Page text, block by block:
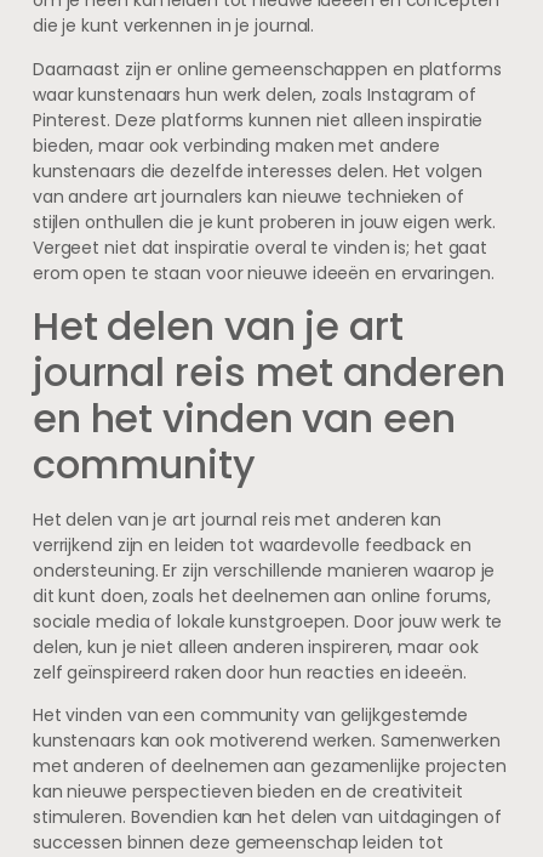
die je kunt verkennen in je journal.
Daarnaast zijn er online gemeenschappen en platforms
waar kunstenaars hun werk delen, zoals Instagram of
Pinterest. Deze platforms kunnen niet alleen inspiratie
bieden, maar ook verbinding maken met andere
kunstenaars die dezelfde interesses delen. Het volgen
van andere art journalers kan nieuwe technieken of
stijlen onthullen die je kunt proberen in jouw eigen werk.
Vergeet niet dat inspiratie overal te vinden is; het gaat
erom open te staan voor nieuwe ideeën en ervaringen.
Het delen van je art
journal reis met anderen
en het vinden van een
community
Het delen van je art journal reis met anderen kan
verrijkend zijn en leiden tot waardevolle feedback en
ondersteuning. Er zijn verschillende manieren waarop je
dit kunt doen, zoals het deelnemen aan online forums,
sociale media of lokale kunstgroepen. Door jouw werk te
delen, kun je niet alleen anderen inspireren, maar ook
zelf geïnspireerd raken door hun reacties en ideeën.
Het vinden van een community van gelijkgestemde
kunstenaars kan ook motiverend werken. Samenwerken
met anderen of deelnemen aan gezamenlijke projecten
kan nieuwe perspectieven bieden en de creativiteit
stimuleren. Bovendien kan het delen van uitdagingen of
successen binnen deze gemeenschap leiden tot